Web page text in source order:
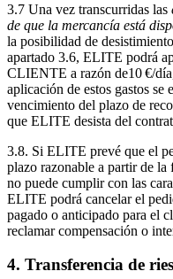
3.7 Una vez transcurridas las
de que la mercancía está
la posibilidad de
apartado 3.6, ELITE podrá
CLIENTE a razón de10 €/
aplicación de estos gastos se
vencimiento del plazo de
que ELITE desista del
3.8. Si ELITE prevé que el
plazo razonable a partir de la
no puede cumplir con las
ELITE podrá cancelar el
pagado o anticipado para el
reclamar compensación o
4. Transferencia de